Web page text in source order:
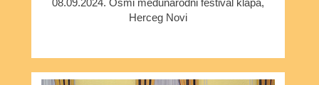
08.09.2024. Osmi međunarodni festival klapa,
Herceg Novi